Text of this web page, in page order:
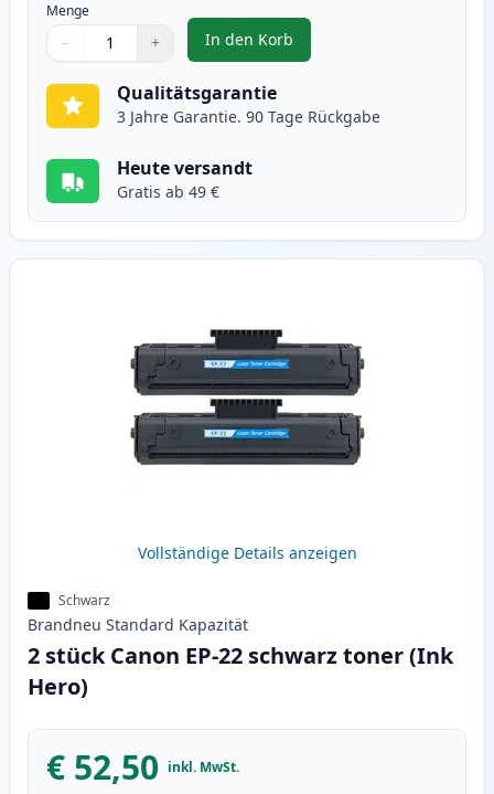
Menge
Verwenden Sie die Tasten, um anzupassen
− +
1
In den Korb
, 5 stück Canon EP-22 schwarz
Qualitätsgarantie
3 Jahre Garantie. 90 Tage Rückgabe
Heute versandt
Gratis ab 49 €
Vollständige Details anzeigen
Schwarz
Brandneu Standard Kapazität
2 stück Canon EP-22 schwarz toner (Ink
Hero)
€ 52,50 inkl. MwSt.